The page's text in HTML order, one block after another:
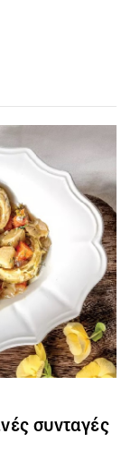
συνταγές